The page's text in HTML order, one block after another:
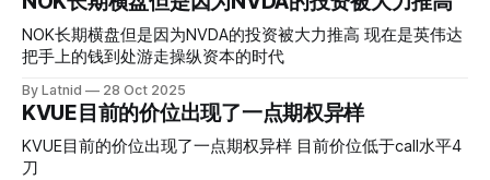
NOK长期横盘但是因为NVDA的投资被大力推高 现在是英伟达
把手上的钱到处游走操纵资本的时代
By Latnid 28 Oct 2025
KVUE目前的价位出现了一点期权异样
KVUE目前的价位出现了一点期权异样 目前价位低于call水平4
刀